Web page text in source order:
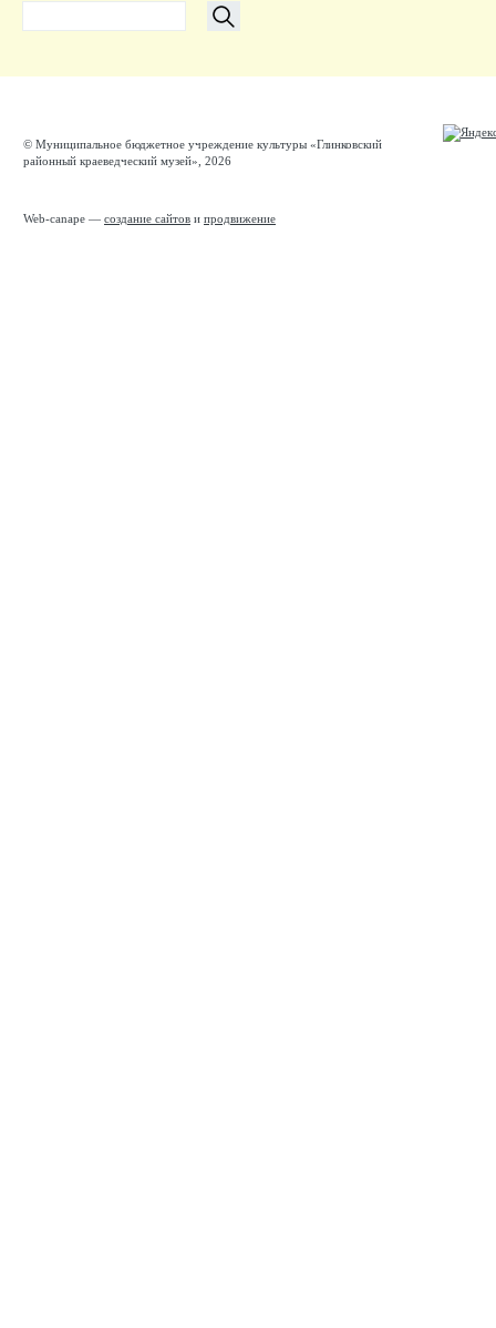
© Муниципальное бюджетное учреждение культуры «Глинковский
районный краеведческий музей», 2026
Web-canape — создание сайтов и продвижение